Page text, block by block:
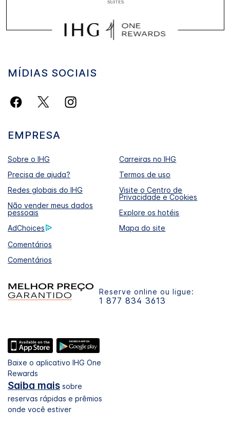
MÍDIAS SOCIAIS
EMPRESA
Sobre o IHG
Carreiras no IHG
Precisa de ajuda?
Termos de uso
Redes globais do IHG
Visite o Centro de
Privacidade e Cookies
Não vender meus dados
pessoais
Explore os hotéis
AdChoices
Mapa do site
Comentários
Comentários
Reserve online ou ligue:
1 877 834 3613
Baixe o aplicativo IHG One
Rewards
Saiba mais sobre
reservas rápidas e prêmios
onde você estiver